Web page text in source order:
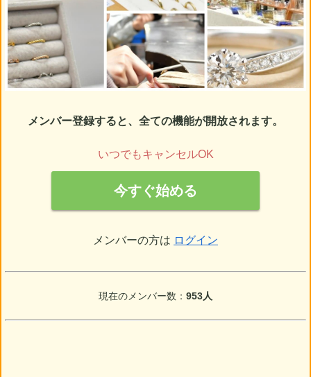
メンバー登録すると、全ての機能が開放されます。
いつでもキャンセルOK
今すぐ始める
メンバーの方は ログイン
現在のメンバー数： 953人